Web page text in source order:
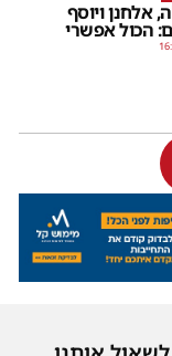
אלחנן ויוסף
הכול אפשרי